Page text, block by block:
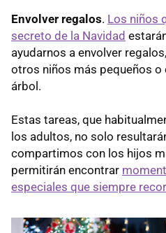
Envolver regalos. Los niños
secreto de la Navidad
ayudarnos a envolver
otros niños más pequeños o
árbol.
Estas tareas, que
los adultos, no solo
compartimos con los hijos
permitirán encontrar
especiales que siempre